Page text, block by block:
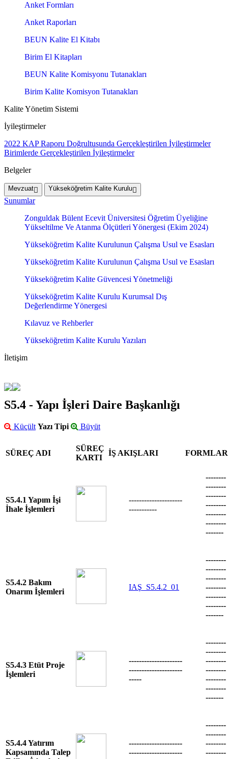
Anket Formları
Anket Raporları
BEUN Kalite El Kitabı
Birim El Kitapları
BEUN Kalite Komisyonu Tutanakları
Birim Kalite Komisyon Tutanakları
Kalite Yönetim Sistemi
İyileştirmeler
2022 KAP Raporu Doğrultusunda Gerçekleştirilen İyileştirmeler
Birimlerde Gerçekleştirilen İyileştirmeler
Belgeler
Mevzuat Yükseköğretim Kalite Kurulu
Sunumlar
Zonguldak Bülent Ecevit Üniversitesi Öğretim Üyeliğine
Yükseltilme Ve Atanma Ölçütleri Yönergesi (Ekim 2024)
Yükseköğretim Kalite Kurulunun Çalışma Usul ve Esasları
Yükseköğretim Kalite Kurulunun Çalışma Usul ve Esasları
Yükseköğretim Kalite Güvencesi Yönetmeliği
Yükseköğretim Kalite Kurulu Kurumsal Dış
Değerlendirme Yönergesi
Kılavuz ve Rehberler
Yükseköğretim Kalite Kurulu Yazıları
İletişim
S5.4 - Yapı İşleri Daire Başkanlığı
Küçült Yazı Tipi Büyüt
SÜREÇ ADI
SÜREÇ
KARTI
İŞ AKIŞLARI FORMLAR
S5.4.1 Yapım İşi
İhale İşlemleri
---------------------
-----------
--------
--------
--------
--------
--------
--------
-------
S5.4.2 Bakım
Onarım İşlemleri
IAŞ_S5.4.2_01
--------
--------
--------
--------
--------
--------
-------
S5.4.3 Etüt Proje
İşlemleri
---------------------
---------------------
-----
--------
--------
--------
--------
--------
--------
-------
S5.4.4 Yatırım
Kapsamında Talep
---------------------
---------------------
--------
--------
--------
--------